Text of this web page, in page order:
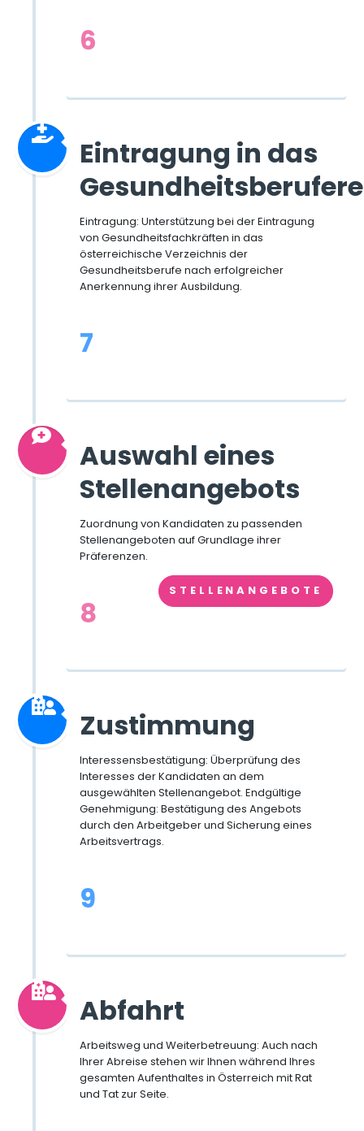
6
Eintragung in das
Eintragung: Unterstützung bei der Eintragung
von Gesundheitsfachkräften in das
österreichische Verzeichnis der
Gesundheitsberufe nach erfolgreicher
Anerkennung ihrer Ausbildung.
7
Auswahl eines
Stellenangebots
Zuordnung von Kandidaten zu passenden
Stellenangeboten auf Grundlage ihrer
Präferenzen.
STELLENANGEBOTE
8
Zustimmung
Interessensbestätigung: Überprüfung des
Interesses der Kandidaten an dem
ausgewählten Stellenangebot. Endgültige
Genehmigung: Bestätigung des Angebots
durch den Arbeitgeber und Sicherung eines
Arbeitsvertrags.
9
Abfahrt
Arbeitsweg und Weiterbetreuung: Auch nach
Ihrer Abreise stehen wir Ihnen während Ihres
gesamten Aufenthaltes in Österreich mit Rat
und Tat zur Seite.